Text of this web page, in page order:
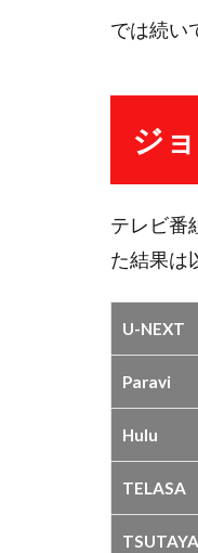
では続い
ジ
テレビ番
た結果は
U-NEXT
Paravi
Hulu
TELASA